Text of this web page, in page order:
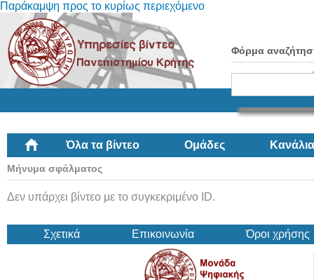
Παράκαμψη προς το κυρίως περιεχόμενο
Φόρμα
Όλα τα βίντεο Ομάδες Κανάλια
Μήνυμα σφάλματος
Δεν υπάρχει βίντεο με το συγκεκριμένο ID.
Σχετικά Επικοινωνία Όροι χρήσης